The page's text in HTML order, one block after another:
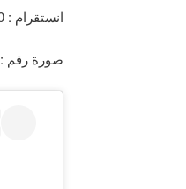
انستقرام : dramy2010
صورة رقم : 990